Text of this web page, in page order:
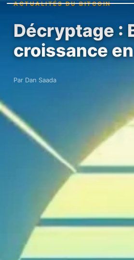
ACTUALITÉS DU BITCOIN
Décryptage :
croissance
Par Dan Saada